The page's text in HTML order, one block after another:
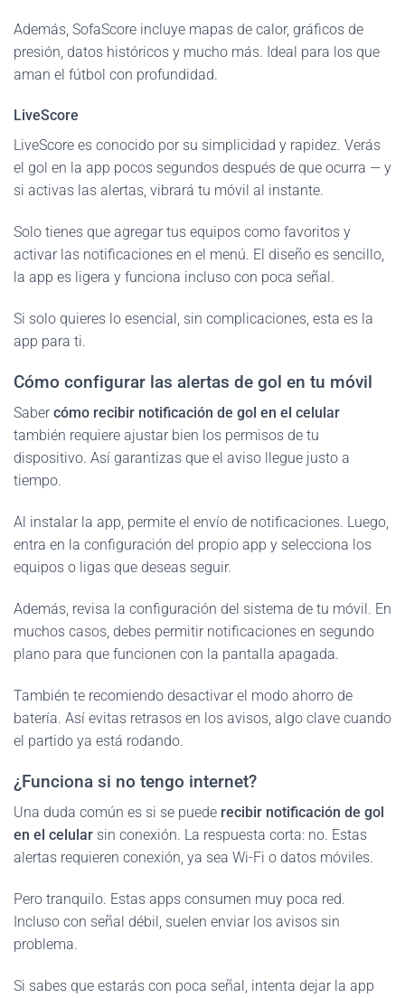
Además, SofaScore incluye mapas de calor, gráficos de
presión, datos históricos y mucho más. Ideal para los que
aman el fútbol con profundidad.
LiveScore
LiveScore es conocido por su simplicidad y rapidez. Verás
el gol en la app pocos segundos después de que ocurra — y
si activas las alertas, vibrará tu móvil al instante.
Solo tienes que agregar tus equipos como favoritos y
activar las notificaciones en el menú. El diseño es sencillo,
la app es ligera y funciona incluso con poca señal.
Si solo quieres lo esencial, sin complicaciones, esta es la
app para ti.
Cómo configurar las alertas de gol en tu móvil
Sabercómo recibir notificación de gol en el celular
también requiere ajustar bien los permisos de tu
dispositivo. Así garantizas que el aviso llegue justo a
tiempo.
Al instalar la app, permite el envío de notificaciones. Luego,
entra en la configuración del propio app y selecciona los
equipos o ligas que deseas seguir.
Además, revisa la configuración del sistema de tu móvil. En
muchos casos, debes permitir notificaciones en segundo
plano para que funcionen con la pantalla apagada.
También te recomiendo desactivar el modo ahorro de
batería. Así evitas retrasos en los avisos, algo clave cuando
el partido ya está rodando.
¿Funciona si no tengo internet?
Una duda común es si se puede recibir notificación de gol
en el celular sin conexión. La respuesta corta: no. Estas
alertas requieren conexión, ya sea Wi-Fi o datos móviles.
Pero tranquilo. Estas apps consumen muy poca red.
Incluso con señal débil, suelen enviar los avisos sin
problema.
Si sabes que estarás con poca señal, intenta dejar la app